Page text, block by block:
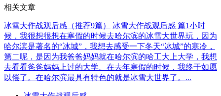
相关文章
冰雪大作战观后感（推荐9篇）
冰雪大作战观后感 篇1小时
候，我很想很想在寒假的时候去哈尔滨的冰雪大世界玩，因为
哈尔滨是著名的“冰城”，我想去感受一下冬天“冰城”的寒冷，
第二呢，是因为我爸爸妈妈就在哈尔滨的哈工大上大学，我想
去看看爸爸妈妈上过的大学。在去年寒假的时候，我终于如愿
以偿了。在哈尔滨最具有特色的就是冰雪大世界了。...